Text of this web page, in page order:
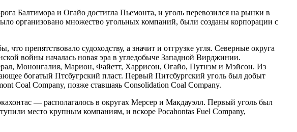
Балтимора и Огайо достигла Пьемонта, и уголь перевозился на рынки в
организовано множество угольных компаний, были созданы корпорации с
препятствовало судоходству, а значит и отгрузке угля. Северные округа
войны началась новая эра в угледобыче Западной Вирджинии.
Мононгалия, Марион, Файетт, Харрисон, Огайо, Путнэм и Мэйсон. Из
богатый Птсбугрский пласт. Первый Питсбургский уголь был добыт
Coal Company, позже ставшаяь Consolidation Coal Company.
— располагалось в округах Мерсер и Макдауэлл. Первый уголь был
место крупным компаниям, и вскоре Pocahontas Fuel Company,